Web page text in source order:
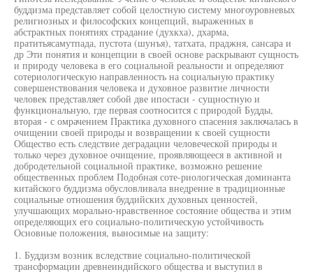
буддизма представляет собой целостную систему многоуровневых
религиозных и философских концепций, выраженных в
абстрактных понятиях страдание (духкха), дхарма,
пратитьясамутпада, пустота (шунъя), татхата, праджня, сансара и
др Эти понятия и концепции в своей основе раскрывают сущность
и природу человека в его социальной реальности и определяют
сотериологическую направленность на социальную практику
совершенствования человека и духовное развитие личности
человек представляет собой две ипостаси - сущностную и
функциональную, где первая соотносится с природой Будды,
вторая - с омрачением Практика духовного спасения заключалась в
очищении своей природы и возвращении к своей сущности
Общество есть следствие деградации человеческой природы и
только через духовное очищение, проявляющееся в активной и
добродетельной социальной практике, возможно решение
общественных проблем Подобная соте-риологическая доминанта
китайского буддизма обусловливала внедрение в традиционные
социальные отношения буддийских духовных ценностей,
улучшающих морально-нравственное состояние общества и этим
определяющих его социально-политическую устойчивость
Основные положения, выносимые на защиту:
1. Буддизм возник вследствие социально-политической
трансформации древнеиндийского общества и выступил в